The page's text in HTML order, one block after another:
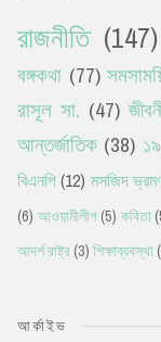
রাজনীতি (147)
বঙ্গকথা (77)
রাসূল সা. (47)
আন্তর্জাতিক (38)
বিএনপি(12) মসজিদ
(6) আওয়ামীলীগ (5) কবিতা
আদর্শ রাষ্ট্র (3) শিক্ষাব্যবস্থা
আর্কাইভ